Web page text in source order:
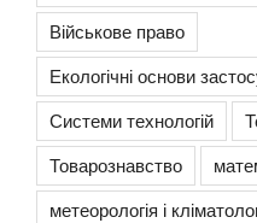
Військове право
Екологічні основи
Системи технологій
Товарознавство
метеорологія і